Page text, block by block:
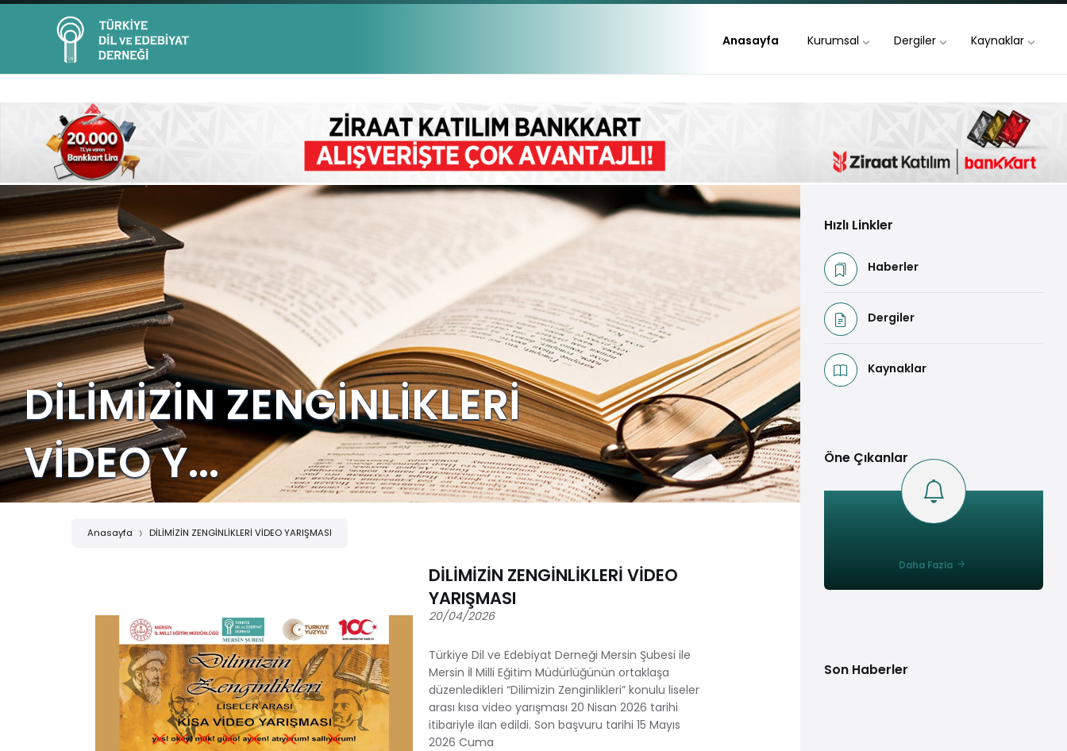
Anasayfa Kurumsal Dergiler Kaynaklar
DİLİMİZİN ZENGİNLİKLERİ
VİDEO Y...
Anasayfa DİLİMİZİN ZENGİNLİKLERİ VİDEO YARIŞMASI
DİLİMİZİN ZENGİNLİKLERİ VİDEO
YARIŞMASI
20/04/2026
Türkiye Dil ve Edebiyat Derneği Mersin Şubesi ile
Mersin İl Milli Eğitim Müdürlüğünün ortaklaşa
düzenledikleri “Dilimizin Zenginlikleri” konulu liseler
arası kısa video yarışması 20 Nisan 2026 tarihi
itibariyle ilan edildi. Son başvuru tarihi 15 Mayıs
2026 Cuma
Hızlı Linkler
Haberler
Dergiler
Kaynaklar
Öne Çıkanlar
Daha Fazla
Son Haberler